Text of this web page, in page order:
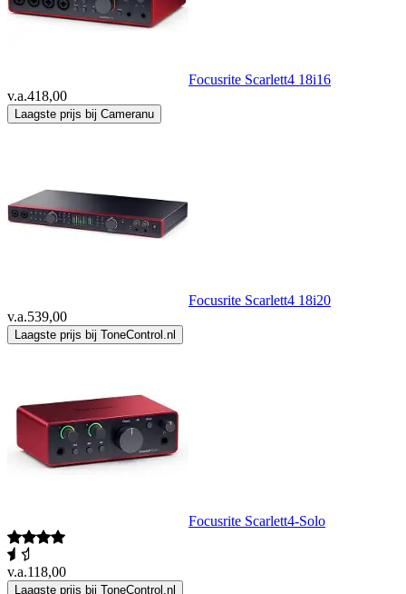
Focusrite Scarlett4 18i16
v.a.418,00
Laagste prijs bij Cameranu
Focusrite Scarlett4 18i20
v.a.539,00
Laagste prijs bij ToneControl.nl
Focusrite Scarlett4-Solo
v.a.118,00
Laagste prijs bij ToneControl.nl